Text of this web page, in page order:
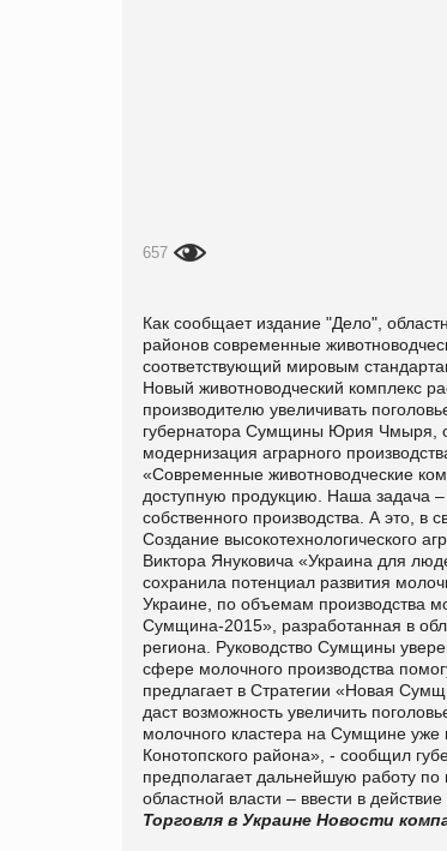
657
Как сообщает издание "Дело",
районов современные
соответствующий мировым
Новый животноводческий комплекс
производителю увеличивать
губернатора Сумщины Юрия Чмыря,
модернизация аграрного
«Современные животноводческие
доступную продукцию. Наша задача –
собственного производства. А это, в
Создание высокотехнологического
Виктора Януковича «Украина для
сохранила потенциал развития
Украине, по объемам производства
Сумщина-2015», разработанная в
региона.
Руководство Сумщины
сфере молочного производства
предлагает в Стратегии «Новая
даст возможность увеличить
молочного кластера на Сумщине уже
Конотопского района», - сообщил
предполагает дальнейшую работу
областной власти – ввести в
Торговля в Украине Новости